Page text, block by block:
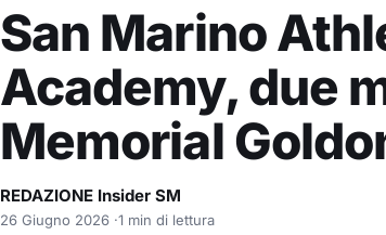
San Marino
Academy, due
Memorial
REDAZIONE Insider SM
26 Giugno 2026 ·1 min di lettura